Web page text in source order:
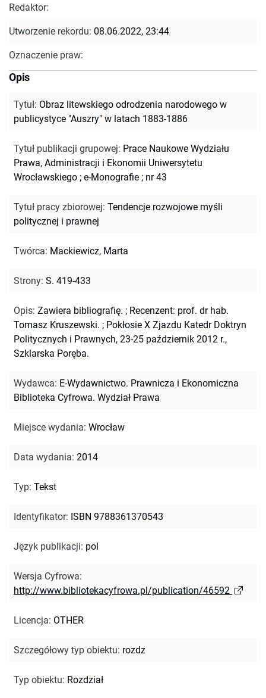
Redaktor:
Utworzenie rekordu: 08.06.2022, 23:44
Oznaczenie praw:
Opis
Tytuł: Obraz litewskiego odrodzenia narodowego w
publicystyce "Auszry" w latach 1883-1886
Tytuł publikacji grupowej: Prace Naukowe Wydziału
Prawa, Administracji i Ekonomii Uniwersytetu
Wrocławskiego ; e-Monografie ; nr 43
Tytuł pracy zbiorowej: Tendencje rozwojowe myśli
politycznej i prawnej
Twórca: Mackiewicz, Marta
Strony: S. 419-433
Opis: Zawiera bibliografię. ; Recenzent: prof. dr hab.
Tomasz Kruszewski. ; Pokłosie X Zjazdu Katedr Doktryn
Politycznych i Prawnych, 23-25 październik 2012 r.,
Szklarska Poręba.
Wydawca: E-Wydawnictwo. Prawnicza i Ekonomiczna
Biblioteka Cyfrowa. Wydział Prawa
Miejsce wydania: Wrocław
Data wydania: 2014
Typ: Tekst
Identyfikator: ISBN 9788361370543
Język publikacji: pol
Wersja Cyfrowa:
http://www.bibliotekacyfrowa.pl/publication/46592
Licencja: OTHER
Szczegółowy typ obiektu: rozdz
Typ obiektu: Rozdział